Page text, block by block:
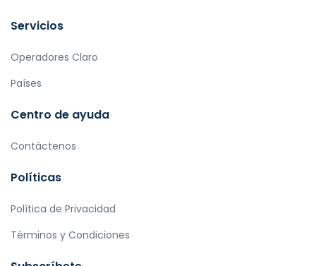
Servicios
Operadores Claro
Países
Centro de ayuda
Contáctenos
Políticas
Política de Privacidad
Términos y Condiciones